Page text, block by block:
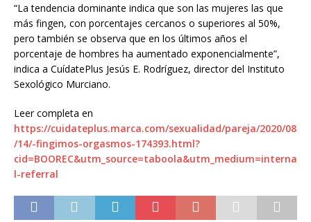
“La tendencia dominante indica que son las mujeres las que
más fingen, con porcentajes cercanos o superiores al 50%,
pero también se observa que en los últimos años el
porcentaje de hombres ha aumentado exponencialmente”,
indica a CuídatePlus Jesús E. Rodríguez, director del Instituto
Sexológico Murciano.
Leer completa en
https://cuidateplus.marca.com/sexualidad/pareja/2020/08
/14/-fingimos-orgasmos-174393.html?
cid=BOOREC&utm_source=taboola&utm_medium=interna
l-referral